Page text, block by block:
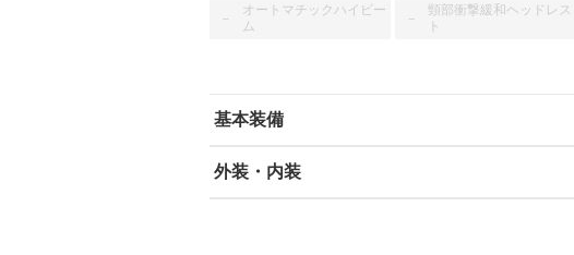
－
オートマチックハイビー
ム
－
頸部衝撃緩和ヘッドレス
ト
基本装備
エアバッグ：運転席/助手席
外装・内装